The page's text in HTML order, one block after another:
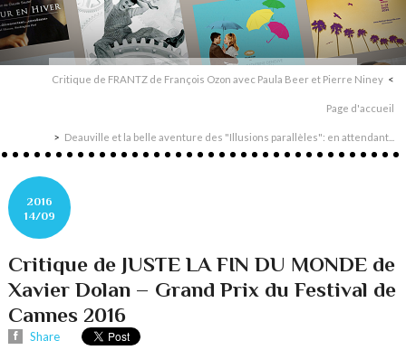
Critique de FRANTZ de François Ozon avec Paula Beer et Pierre Niney
Page d'accueil
Deauville et la belle aventure des "Illusions parallèles": en attendant...
2016
14/09
Critique de JUSTE LA FIN DU MONDE de
Xavier Dolan – Grand Prix du Festival de
Cannes 2016
Share